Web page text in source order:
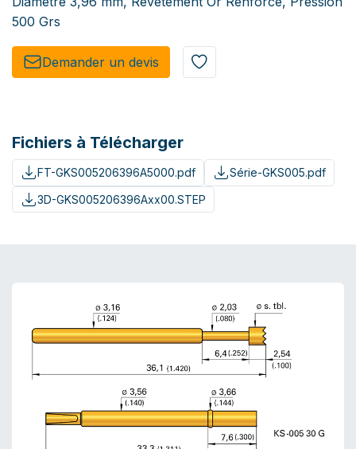
500 Grs
Demander un de​​vis​​
Fichiers à Télécharger
FT-GKS005206396A5000.pdf
Série-GKS005.pdf
3D-GKS005206396Axx00.STEP